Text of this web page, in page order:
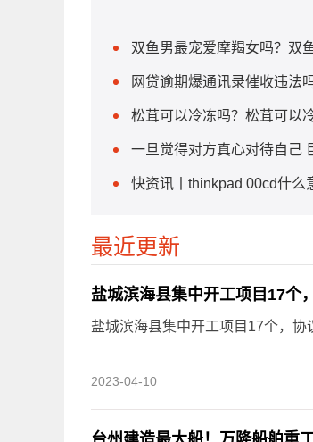
双鱼男最宠爱摩羯女吗？双
网贷逾期爆通讯录催收违法
松茸可以冷冻吗？松茸可以
一旦觉得对方真心对待自己
快资讯丨thinkpad 00cd什么
最近更新
盐城滨海县集中开工项目17个
盐城滨海县集中开工项目17个，协
2023-04-10